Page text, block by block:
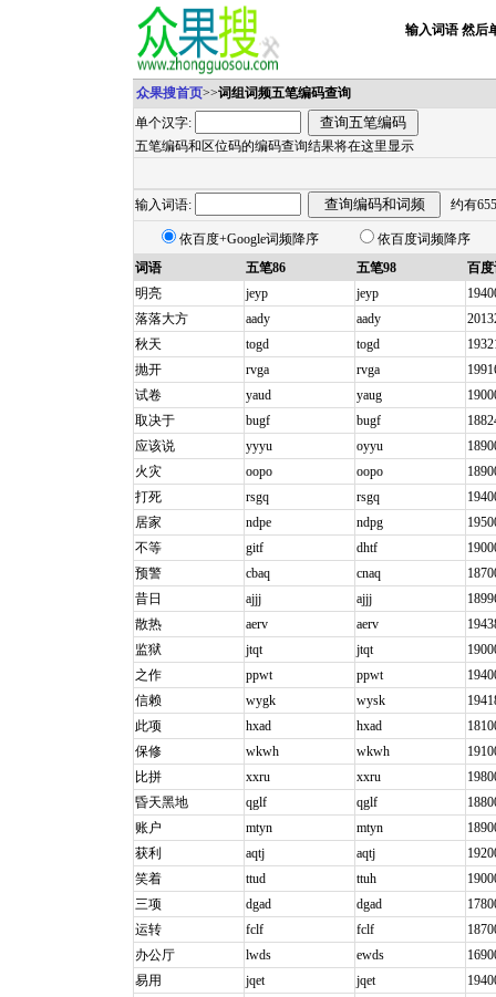
输入词语 然后
众果搜首页>>词组词频五笔编码查询
单个汉字:
五笔编码和区位码的编码查询结果将在这里显示
输入词语: 约有
依百度+Google词频降序
依百度词频降序
词语
五笔86 五笔98
百
明亮
jeyp jeyp
落落大方
aady aady
秋天
togd togd
抛开
rvga rvga
试卷
yaud yaug
取决于
bugf bugf
应该说
yyyu oyyu
火灾
oopo oopo
打死
rsgq rsgq
居家
ndpe ndpg
不等
gitf dhtf
预警
cbaq cnaq
昔日
ajjj ajjj
散热
aerv aerv
监狱
jtqt jtqt
之作
ppwt ppwt
信赖
wygk wysk
此项
hxad hxad
保修
wkwh wkwh
比拼
xxru xxru
昏天黑地
qglf qglf
账户
mtyn mtyn
获利
aqtj aqtj
笑着
ttud ttuh
三项
dgad dgad
运转
fclf fclf
办公厅
lwds ewds
易用
jqet jqet